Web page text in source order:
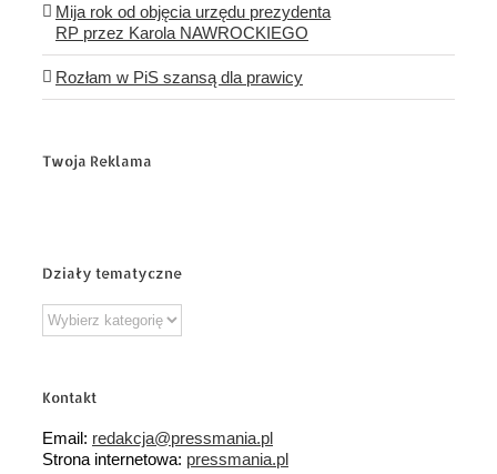
Mija rok od objęcia urzędu prezydenta
RP przez Karola NAWROCKIEGO
Rozłam w PiS szansą dla prawicy
Twoja Reklama
Działy tematyczne
Działy
tematyczne
Kontakt
Email: redakcja@pressmania.pl
Strona internetowa: pressmania.pl